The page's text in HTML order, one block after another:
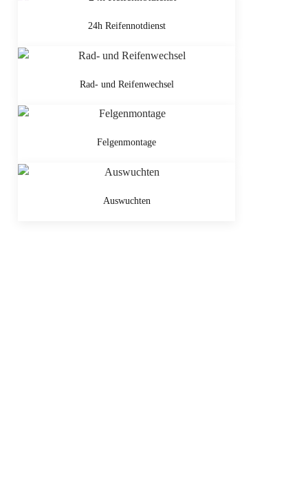
24h Reifennotdienst
Rad- und Reifenwechsel
Felgenmontage
Auswuchten